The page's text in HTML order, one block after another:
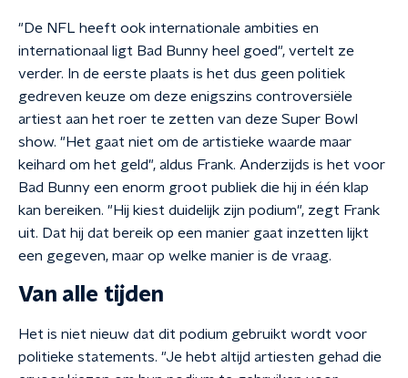
"De NFL heeft ook internationale ambities en
internationaal ligt Bad Bunny heel goed", vertelt ze
verder. In de eerste plaats is het dus geen politiek
gedreven keuze om deze enigszins controversiële
artiest aan het roer te zetten van deze Super Bowl
show. "Het gaat niet om de artistieke waarde maar
keihard om het geld", aldus Frank. Anderzijds is het voor
Bad Bunny een enorm groot publiek die hij in één klap
kan bereiken. "Hij kiest duidelijk zijn podium", zegt Frank
uit. Dat hij dat bereik op een manier gaat inzetten lijkt
een gegeven, maar op welke manier is de vraag.
Van alle tijden
Het is niet nieuw dat dit podium gebruikt wordt voor
politieke statements. "Je hebt altijd artiesten gehad die